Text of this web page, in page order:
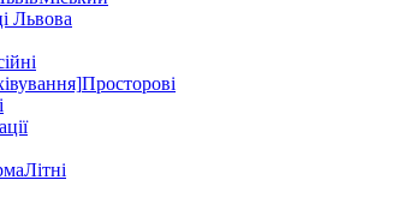
Львова
Просторові
Літні